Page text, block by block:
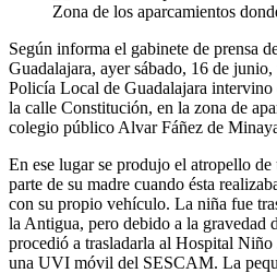
Zona de los aparcamientos
Según informa el gabinete de prensa
Guadalajara, ayer sábado, 16 de junio,
Policía Local de Guadalajara intervino
la calle Constitución, en la zona de
colegio público Alvar Fáñez de
En ese lugar se produjo el atropello
parte de su madre cuando ésta
con su propio vehículo. La niña fue
la Antigua, pero debido a la gravedad
procedió a trasladarla al Hospital Niño
una UVI móvil del SESCAM. La